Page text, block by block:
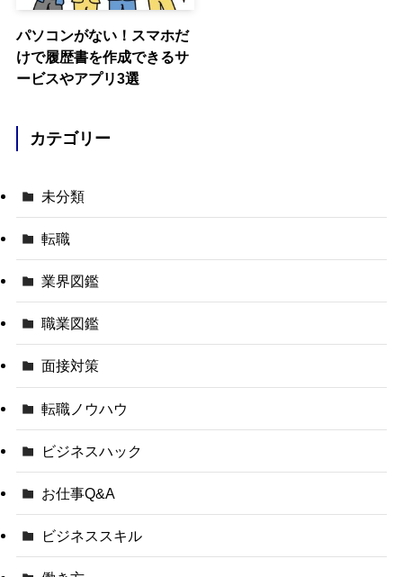
パソコンがない！スマホだ
けで履歴書を作成できるサ
ービスやアプリ3選
カテゴリー
未分類
転職
業界図鑑
職業図鑑
面接対策
転職ノウハウ
ビジネスハック
お仕事Q&A
ビジネススキル